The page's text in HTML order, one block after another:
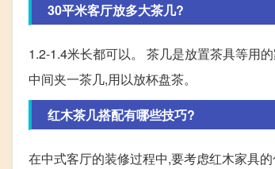
30平米客厅放多大茶几?
1.2-1.4米长都可以。 茶几是放置茶具等用
中间夹一茶几,用以放杯盘茶。
红木茶几搭配有哪些技巧?
在中式客厅的装修过程中,要考虑红木家具